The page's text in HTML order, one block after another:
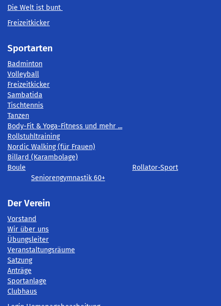
Die Welt ist bunt
Freizeitkicker
Sportarten
Badminton
Volleyball
Freizeitkicker
Sambatida
Tischtennis
Tanzen
Body-Fit & Yoga-Fitness und mehr ...
Rollstuhltraining
Nordic Walking (für Frauen)
Billard (Karambolage)
Boule
Rollator-Sport
Seniorengymnastik 60+
Der Verein
Vorstand
Wir über uns
Übungsleiter
Veranstaltungsräume
Satzung
Anträge
Sportanlage
Clubhaus